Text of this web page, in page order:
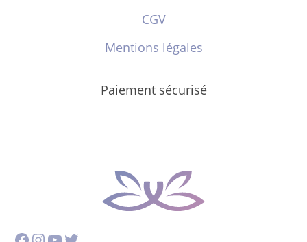
CGV
Mentions légales
Paiement sécurisé